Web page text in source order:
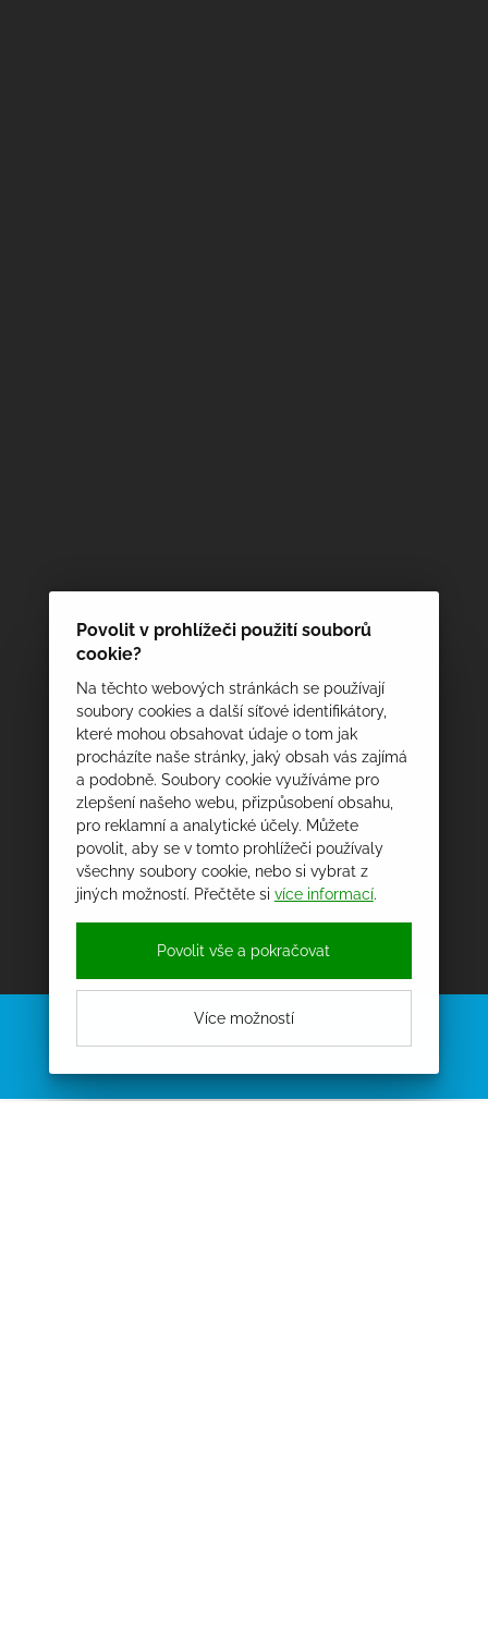
Povolit v prohlížeči použití souborů
cookie?
Na těchto webových stránkách se používají
soubory cookies a další síťové identifikátory,
které mohou obsahovat údaje o tom jak
procházíte naše stránky, jaký obsah vás zajímá
a podobně. Soubory cookie využíváme pro
zlepšení našeho webu, přizpůsobení obsahu,
pro reklamní a analytické účely. Můžete
povolit, aby se v tomto prohlížeči používaly
všechny soubory cookie, nebo si vybrat z
jiných možností. Přečtěte si více informací.
Povolit vše a pokračovat
Více možností
NEJNOVĚJŠÍ AKTUALITY